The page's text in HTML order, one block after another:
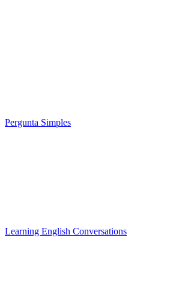
Pergunta Simples
Learning English Conversations